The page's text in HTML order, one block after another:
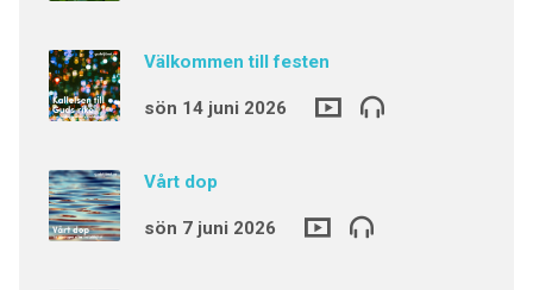
Välkommen till festen
sön 14 juni 2026
Vårt dop
sön 7 juni 2026